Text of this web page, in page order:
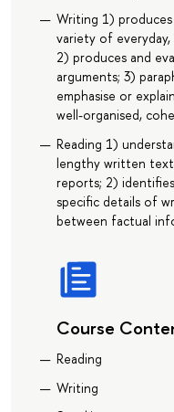
Writing 1)
variety of everyday,
2) produces and
arguments; 3)
emphasise or
well-organised,
Reading 1)
lengthy written
reports; 2)
specific details of
between factual
Course
Reading
Writing